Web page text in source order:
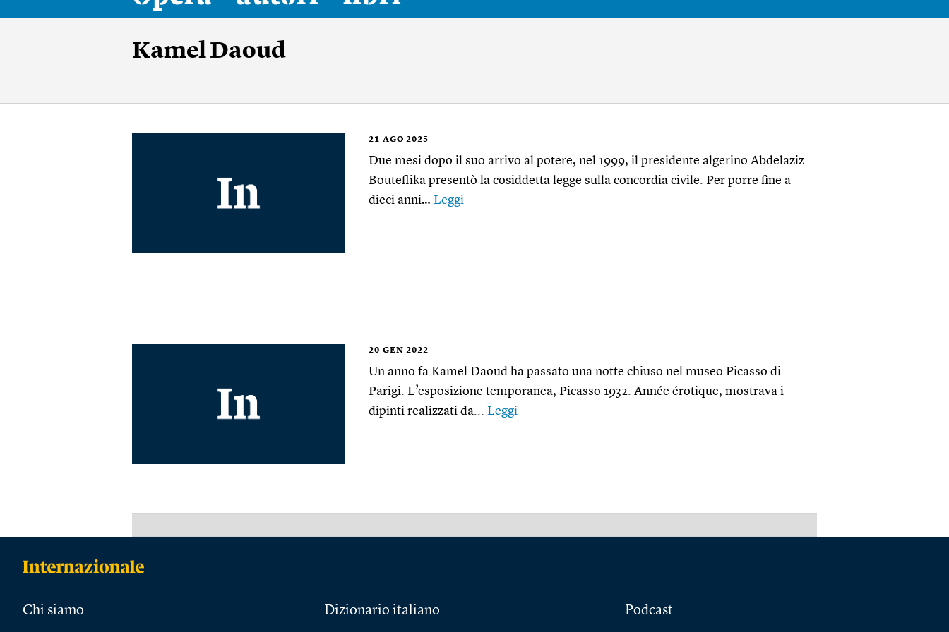
Kamel Daoud
21 AGO 2025
Due mesi dopo il suo arrivo al potere, nel 1999, il presidente algerino Abdelaziz
Bouteflika presentò la cosiddetta legge sulla concordia civile. Per porre fine a
dieci anni… Leggi
20 GEN 2022
Un anno fa Kamel Daoud ha passato una notte chiuso nel museo Picasso di
Parigi. L’esposizione temporanea, Picasso 1932. Année érotique, mostrava i
dipinti realizzati da... Leggi
Chi siamo Dizionario italiano Podcast